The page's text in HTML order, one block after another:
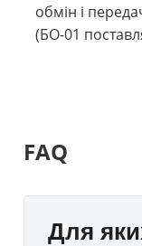
обмін і
(БO-01
FAQ
Для